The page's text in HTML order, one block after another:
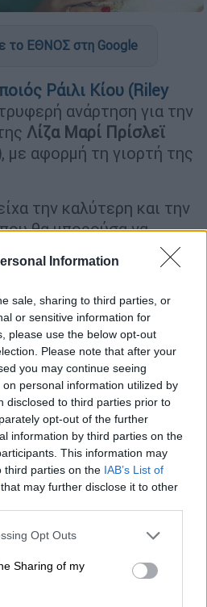
Information
sale, sharing to third parties, or
or sensitive information for
please use the below opt-out
Please note that after your
you may continue seeing
personal information utilized by
disclosed to third parties prior to
opt-out of the further
information by third parties on the
This information may
third parties on the IAB’s List of
that may further disclose it to other
app uses one or more Google
behaviour. You may click to
and its third-party tags to
purposes in below Google
Opt Outs
Sharing of my
το ΕΘΝΟΣ στη Google
Ράιλι Κίου (Riley
ανάρτηση για την
Λίζα Μαρί Πρίσλεϊ
, με αφορμή τη γιορτή της
την καλύτερη και την
θα μπορούσα να
θάνατό της. Τη
φωτογραφία
καθώς την κρατούν
on Instagram